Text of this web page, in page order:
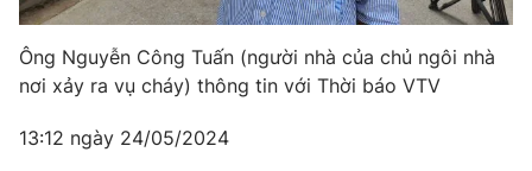
Ông Nguyễn Công Tuấn (người nhà của chủ ngôi nhà
nơi xảy ra vụ cháy) thông tin với Thời báo VTV
13:12 ngày 24/05/2024